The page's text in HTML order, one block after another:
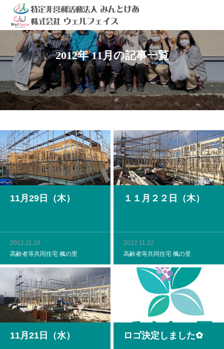
2012年 11月の記事一覧
11月29日（木）
2012.11.29
高齢者等共同住宅 楓の里
１１月２２日（木）
2012.11.22
高齢者等共同住宅 楓の里
11月21日（水） ロゴ決定しました✿